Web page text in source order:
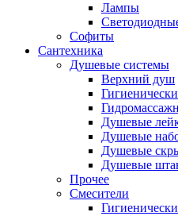
Лампы
Софиты
Сантехника
Душевые системы
Верхний душ
Душевые
Душевые
Душевые
Душевые
Прочее
Смесители